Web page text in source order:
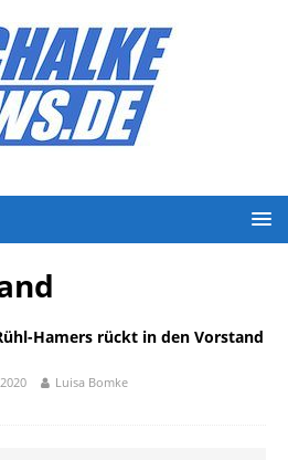
Hamers rückt in den Vorstand
Luisa Bomke